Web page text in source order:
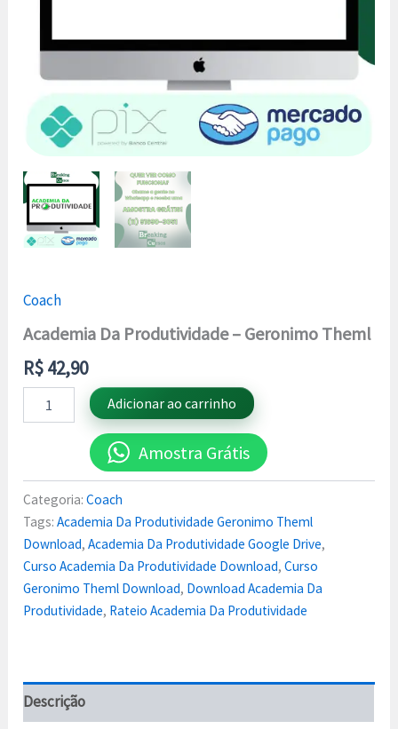
Coach
Academia Da Produtividade – Geronimo Theml
R$42,90
Adicionar ao carrinho
Amostra Grátis
Categoria:Coach
Tags:Academia Da Produtividade Geronimo Theml
Download,Academia Da Produtividade Google Drive,
Curso Academia Da Produtividade Download,Curso
Geronimo Theml Download, Download Academia Da
Produtividade, Rateio Academia Da Produtividade
Descrição